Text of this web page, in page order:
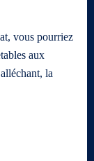
vous pourriez
aux
la